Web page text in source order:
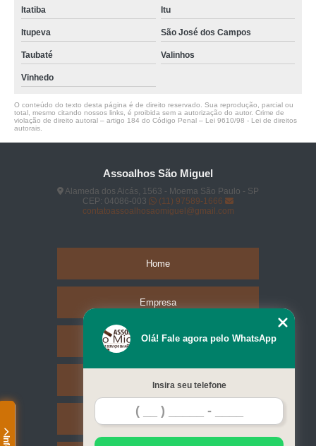
Itatiba Itu
Itupeva São José dos Campos
Taubaté Valinhos
Vinhedo
O conteúdo do texto desta página é de direito reservado. Sua reprodução, parcial ou
total, mesmo citando nossos links, é proibida sem a autorização do autor. Crime de
violação de direito autoral – artigo 184 do Código Penal – Lei 9610/98 - Lei de direitos
autorais
Assoalhos São Miguel
Alameda dos Aicás, 1563 - Moema São Paulo - SP
CEP: 04086-003
(11) 97589-1666
contatoassoalhosaomiguel@gmail.com
Home
Empresa
Missão
Serviços
Contato
Olá! Fale agora pelo WhatsApp
Insira seu telefone